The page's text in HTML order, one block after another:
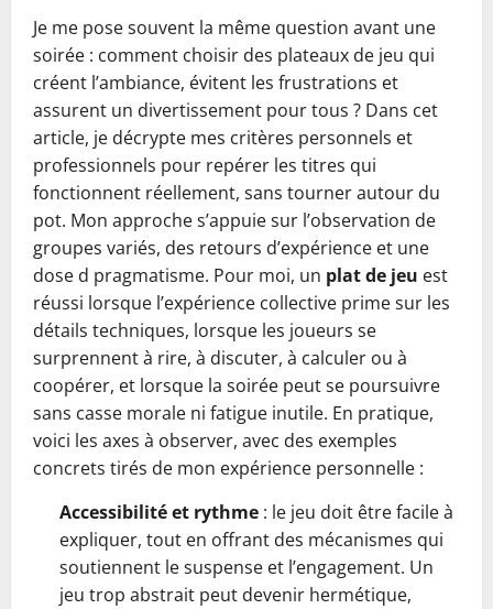
Je me pose souvent la même question avant une
soirée : comment choisir des plateaux de jeu qui
créent l’ambiance, évitent les frustrations et
assurent un divertissement pour tous ? Dans cet
article, je décrypte mes critères personnels et
professionnels pour repérer les titres qui
fonctionnent réellement, sans tourner autour du
pot. Mon approche s’appuie sur l’observation de
groupes variés, des retours d’expérience et une
dose d pragmatisme. Pour moi, un plat de jeu est
réussi lorsque l’expérience collective prime sur les
détails techniques, lorsque les joueurs se
surprennent à rire, à discuter, à calculer ou à
coopérer, et lorsque la soirée peut se poursuivre
sans casse morale ni fatigue inutile. En pratique,
voici les axes à observer, avec des exemples
concrets tirés de mon expérience personnelle :
Accessibilité et rythme : le jeu doit être facile à
expliquer, tout en offrant des mécanismes qui
soutiennent le suspense et l’engagement. Un
jeu trop abstrait peut devenir hermétique,